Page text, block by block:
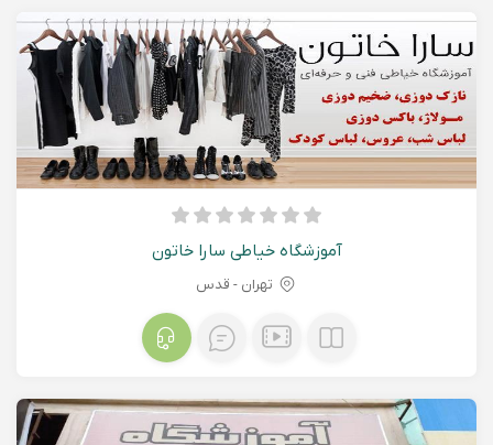
آموزشگاه خیاطی سارا خاتون
تهران - قدس